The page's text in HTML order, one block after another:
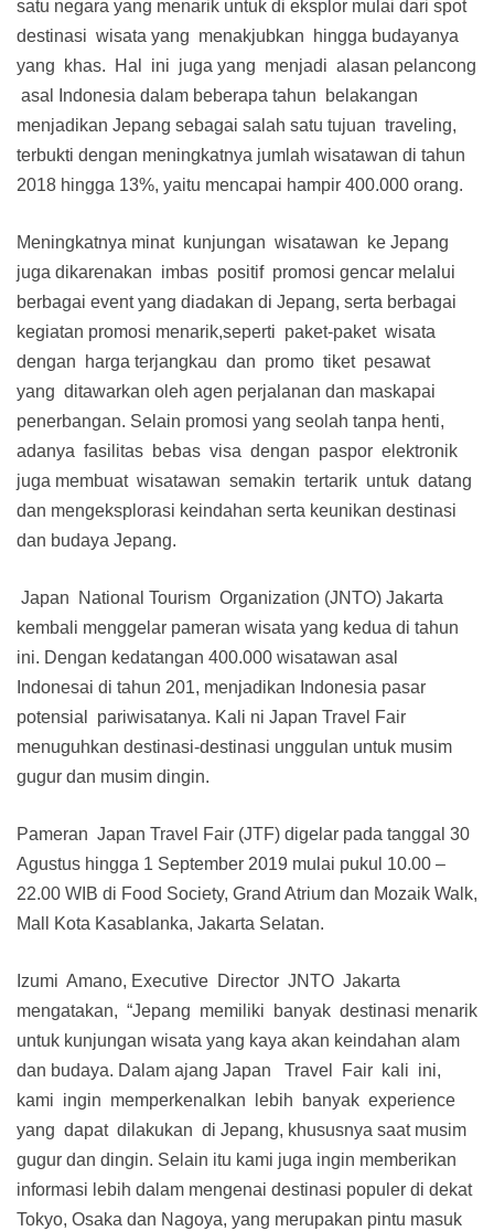
satu negara yang menarik untuk di eksplor mulai dari spot
destinasi wisata yang menakjubkan hingga budayanya
yang khas. Hal ini juga yang menjadi alasan pelancong
asal Indonesia dalam beberapa tahun belakangan
menjadikan Jepang sebagai salah satu tujuan traveling,
terbukti dengan meningkatnya jumlah wisatawan di tahun
2018 hingga 13%, yaitu mencapai hampir 400.000 orang.
Meningkatnya minat kunjungan wisatawan ke Jepang
juga dikarenakan imbas positif promosi gencar melalui
berbagai event yang diadakan di Jepang, serta berbagai
kegiatan promosi menarik,seperti paket-paket wisata
dengan harga terjangkau dan promo tiket pesawat
yang ditawarkan oleh agen perjalanan dan maskapai
penerbangan. Selain promosi yang seolah tanpa henti,
adanya fasilitas bebas visa dengan paspor elektronik
juga membuat wisatawan semakin tertarik untuk datang
dan mengeksplorasi keindahan serta keunikan destinasi
dan budaya Jepang.
Japan National Tourism Organization (JNTO) Jakarta
kembali menggelar pameran wisata yang kedua di tahun
ini. Dengan kedatangan 400.000 wisatawan asal
Indonesai di tahun 201, menjadikan Indonesia pasar
potensial pariwisatanya. Kali ni Japan Travel Fair
menuguhkan destinasi-destinasi unggulan untuk musim
gugur dan musim dingin.
Pameran Japan Travel Fair (JTF) digelar pada tanggal 30
Agustus hingga 1 September 2019 mulai pukul 10.00 –
22.00 WIB di Food Society, Grand Atrium dan Mozaik Walk,
Mall Kota Kasablanka, Jakarta Selatan.
Izumi Amano, Executive Director JNTO Jakarta
mengatakan, “Jepang memiliki banyak destinasi menarik
untuk kunjungan wisata yang kaya akan keindahan alam
dan budaya. Dalam ajang Japan Travel Fair kali ini,
kami ingin memperkenalkan lebih banyak experience
yang dapat dilakukan di Jepang, khususnya saat musim
gugur dan dingin. Selain itu kami juga ingin memberikan
informasi lebih dalam mengenai destinasi populer di dekat
Tokyo, Osaka dan Nagoya, yang merupakan pintu masuk